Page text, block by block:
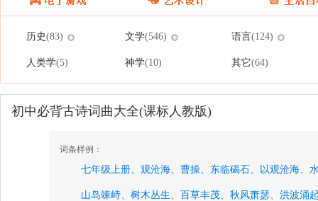
历史(83) 文学(546) 语言(124)
人类学(5) 神学(10) 其它(64)
初中必背古诗词曲大全(课标人教版)
词条样例：
七年级上册、 观沧海、 曹操、 东临碣石、 以观沧海、
山岛竦峙、 树木丛生、 百草丰茂、 秋风萧瑟、 洪波涌